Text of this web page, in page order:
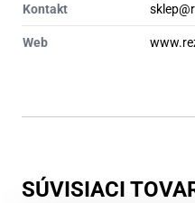
Kontakt
Web
SÚVISIACI